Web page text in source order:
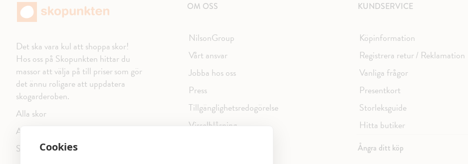
Cookies
Det ska vara kul att shoppa skor!
Hos oss på Skopunkten hittar du
massor att välja på till priser som gör
det ännu roligare att uppdatera
skogarderoben.
Alla skor
Alla varumärken
Sitemap
OM OSS
NilsonGroup
Vårt ansvar
Jobba hos oss
Press
Tillgänglighetsredogörelse
Visselblåsning
KUNDSERVICE
Köpinformation
Registrera retur / Reklamation
Vanliga frågor
Presentkort
Storleksguide
Hitta butiker
Ångra ditt köp